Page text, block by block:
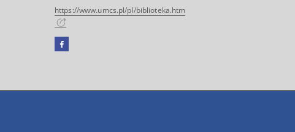
https://www.umcs.pl/pl/biblioteka.htm
Facebook
się